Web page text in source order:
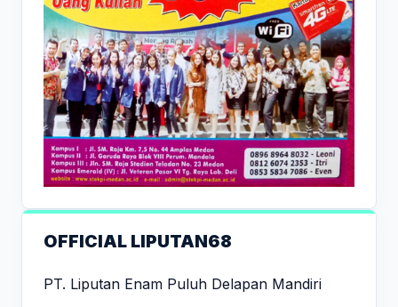
OFFICIAL LIPUTAN68
PT. Liputan Enam Puluh Delapan Mandiri